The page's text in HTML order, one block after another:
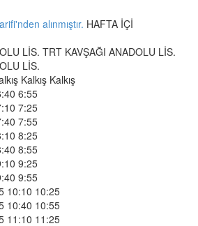
alınmıştır. HAFTA İÇİ
LİS. TRT KAVŞAĞI ANADOLU LİS.
LİS.
Kalkış Kalkış
6:55
7:25
7:55
8:25
8:55
9:25
9:55
10:10 10:25
10:40 10:55
11:10 11:25